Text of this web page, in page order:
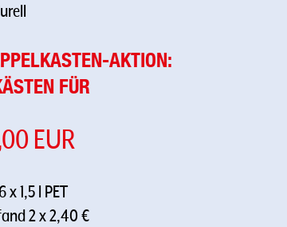
AKTION:
FÜR
EUR
x 1,5 l PET
2 x 2,40 €